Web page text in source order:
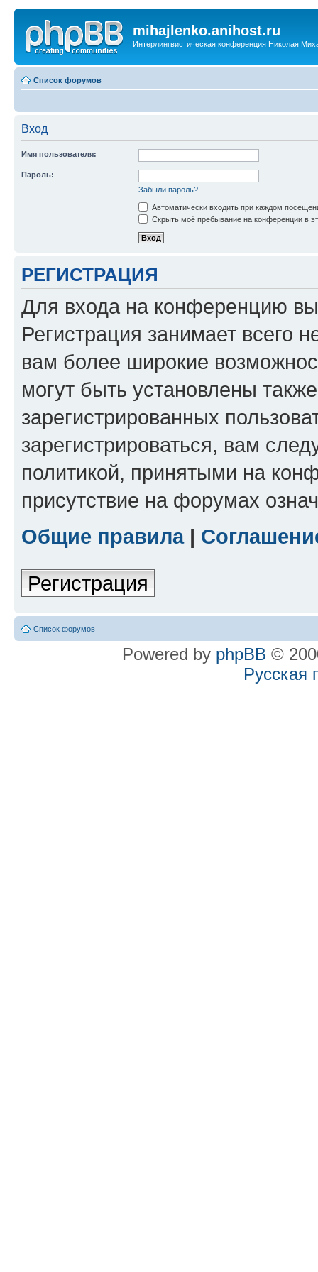
mihajlenko.anihost.ru
Интерлингвистическая конференция Николая
Список форумов
Вход
Имя пользователя:
Пароль:
Забыли пароль?
Автоматически входить при каждом
Скрыть моё пребывание на конференции в
РЕГИСТРАЦИЯ
Для входа на конференцию
Регистрация занимает всего
вам более широкие
могут быть установлены
зарегистрированных
зарегистрироваться, вам
политикой, принятыми на
присутствие на форумах
Общие правила|
Регистрация
Список форумов
Powered by phpBB ©
Русская